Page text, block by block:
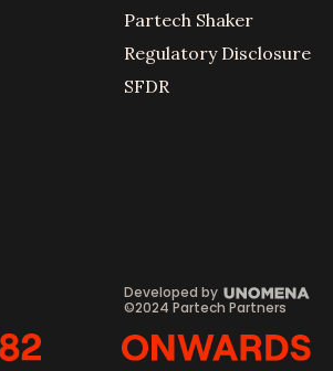
Partech Shaker
Regulatory Disclosure
SFDR
©2024 Partech Partners
Developed by